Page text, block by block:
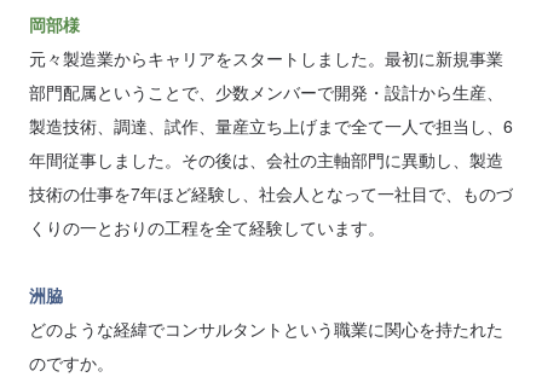
岡部様
元々製造業からキャリアをスタートしました。最初に新規事業
部門配属ということで、少数メンバーで開発・設計から生産、
製造技術、調達、試作、量産立ち上げまで全て一人で担当し、6
年間従事しました。その後は、会社の主軸部門に異動し、製造
技術の仕事を7年ほど経験し、社会人となって一社目で、ものづ
くりの一とおりの工程を全て経験しています。
洲脇
どのような経緯でコンサルタントという職業に関心を持たれた
のですか。